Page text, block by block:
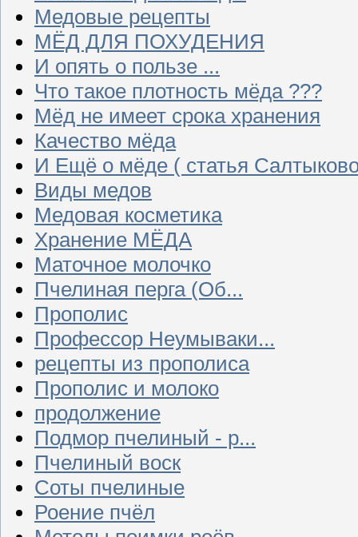
Медовые рецепты
МЁД ДЛЯ ПОХУДЕНИЯ
И опять о пользе ...
Что такое плотность мёда ???
Мёд не имеет срока хранения
Качество мёда
И Ещё о мёде ( статья
Виды медов
Медовая косметика
Хранение МЁДА
Маточное молочко
Пчелиная перга (Об...
Прополис
Профессор Неумываки...
рецепты из прополиса
Прополис и молоко
продолжение
Подмор пчелиный - р...
Пчелиный воск
Соты пчелиные
Роение пчёл